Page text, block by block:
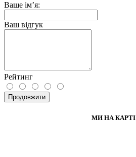
Ваше ім’я:
Ваш відгук
Рейтинг
Продовжити
МИ НА КАРТІ